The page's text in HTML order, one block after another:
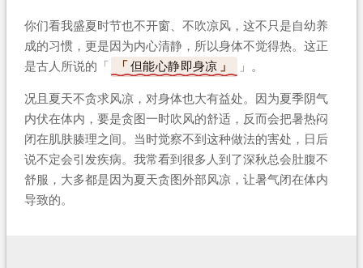
你们看我盛夏时节也不开窗、不吹凉风，这不只是自幼养
成的习惯，更是因为内心清静，所以身体不觉得热。这正
是古人所说的「
但能心静即身凉 」。
况且夏天不贪求风凉，对身体也大有益处。因为夏季阴气
内伏在体内，要是贪图一时吹风的舒适，反而会把暑热闷
闭在肌肤腠理之间。当时觉察不到这种做法的害处，日后
说不定会引发疾病。我常看到很多人到了深秋总会肚腹不
舒服，大多都是因为夏天贪图外部风凉，让暑气闭在体内
导致的。